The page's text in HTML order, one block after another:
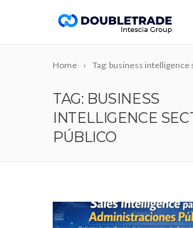
Home Tag: business intelligence
TAG: BUSINESS
INTELLIGENCE
PÚBLICO